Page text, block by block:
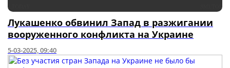
Лукашенко обвинил Запад в разжигании
вооруженного конфликта на Украине
5-03-2025, 09:40